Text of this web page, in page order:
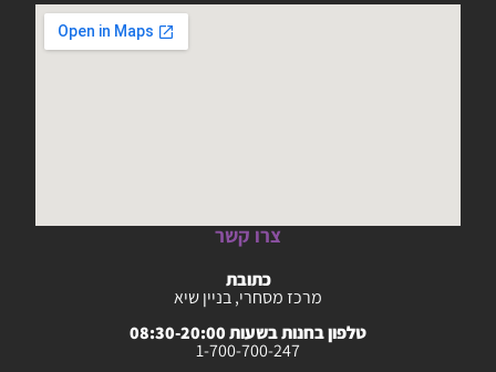
צרו קשר
כתובת
מרכז מסחרי, בניין שיא
טלפון בחנות בשעות 08:30-20:00
1-700-700-247